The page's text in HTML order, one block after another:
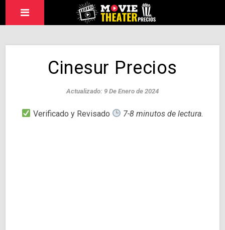
Cinesur Precios
Actualizado: 9 De Enero de 2024
Verificado y Revisado 7-8 minutos de lectura.